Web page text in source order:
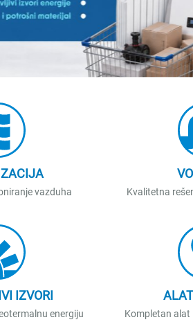
vazduha Kvalitetna
IZVORI
energiju
Kompletan alat